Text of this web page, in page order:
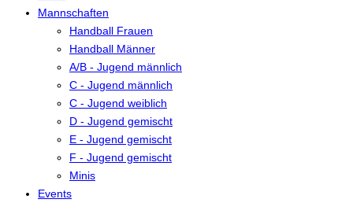
Mannschaften
Handball Frauen
Handball Männer
A/B - Jugend männlich
C - Jugend männlich
C - Jugend weiblich
D - Jugend gemischt
E - Jugend gemischt
F - Jugend gemischt
Minis
Events